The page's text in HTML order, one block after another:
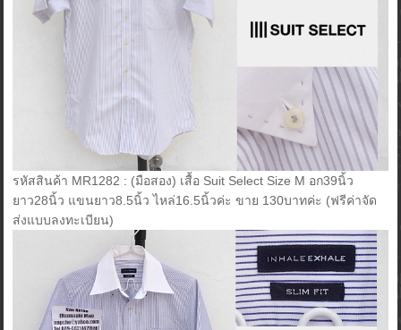
รหัสสินค้า MR1282 : (มือสอง) เสื้อ Suit Select Size M อก39นิ้ว
ยาว28นิ้ว แขนยาว8.5นิ้ว ไหล่16.5นิ้วค่ะ ขาย 130บาทค่ะ (ฟรีค่าจัด
ส่งแบบลงทะเบียน)